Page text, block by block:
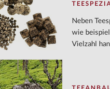
​Neben
wie
Vielzahl